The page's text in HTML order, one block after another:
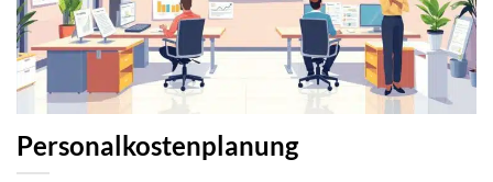
Personalkostenplanung